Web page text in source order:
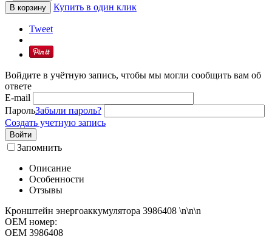
В корзину Купить в один клик
Tweet
Войдите в учётную запись, чтобы мы могли сообщить вам об
ответе
E-mail
ПарольЗабыли пароль?
Создать учетную запись
Войти
Запомнить
Описание
Особенности
Отзывы
Кронштейн энергоаккумулятора 3986408 \n\n\n
OEM номер:
OEM 3986408